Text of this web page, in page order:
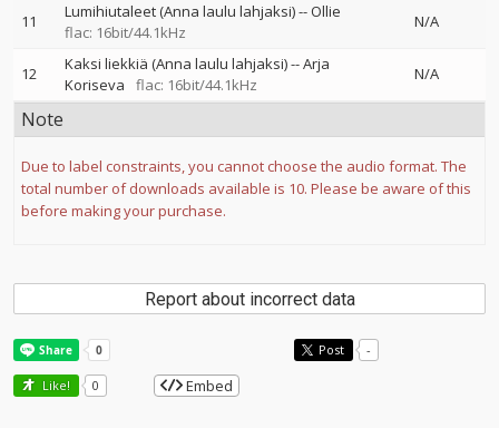
11 Lumihiutaleet (Anna laulu lahjaksi)--Ollie
flac: 16bit/44.1kHz
N/A
12 Kaksi liekkiä (Anna laulu lahjaksi)--Arja
Koriseva
flac: 16bit/44.1kHz
N/A
Note
Due to label constraints, you cannot choose the audio format. The
total number of downloads available is 10. Please be aware of this
before making your purchase.
Report about incorrect data
Post -
Like! 0 Embed